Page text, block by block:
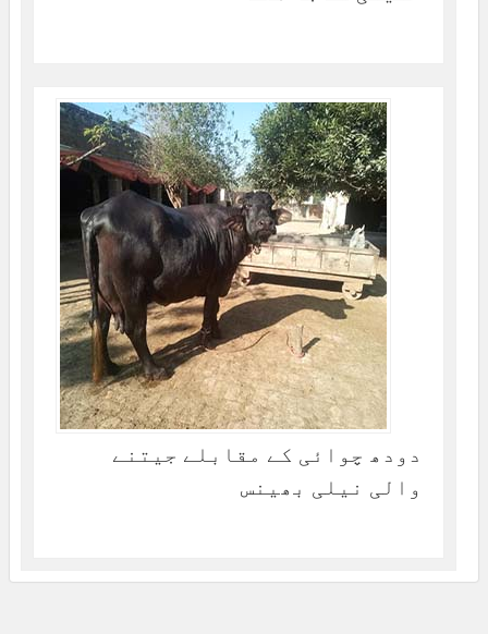
دودھ چوائی کے مقابلے جیتنے
والی نیلی بھینس